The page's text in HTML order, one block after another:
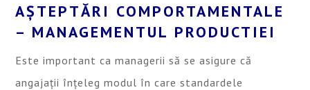
AȘTEPTĂRI COMPORTAMENTALE
– MANAGEMENTUL PRODUCTIEI
Este important ca managerii să se asigure că
angajații înțeleg modul în care standardele